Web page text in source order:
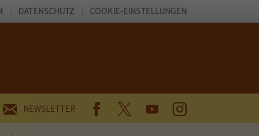
NEWSLETTER FACEBOOKTWITTERYOUTUBEINSTAGRAM
DATENSCHUTZ COOKIE-EINSTELLUNGEN